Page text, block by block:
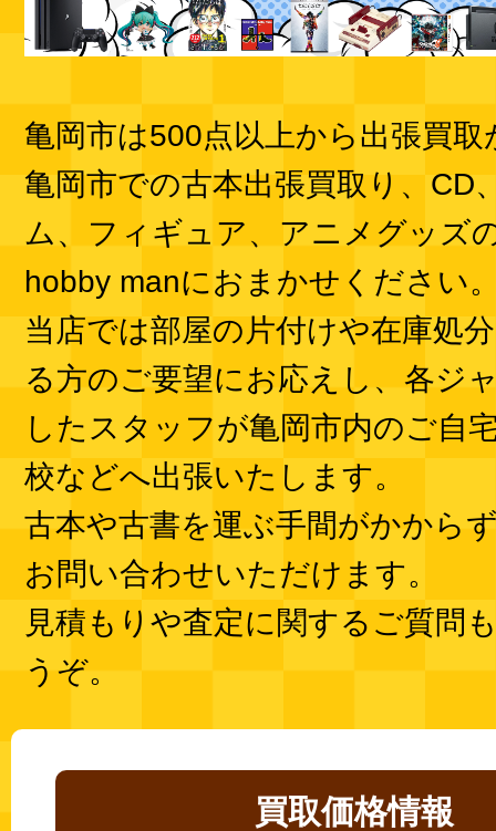
亀岡市は500点以上から出張買取
亀岡市での古本出張買取り、CD
ム、フィギュア、アニメグッズ
hobby manにおまかせください
当店では部屋の片付けや在庫処
る方のご要望にお応えし、各ジ
したスタッフが亀岡市内のご自
校などへ出張いたします。
古本や古書を運ぶ手間がかから
お問い合わせいただけます。
見積もりや査定に関するご質問
うぞ。
買取価格情報